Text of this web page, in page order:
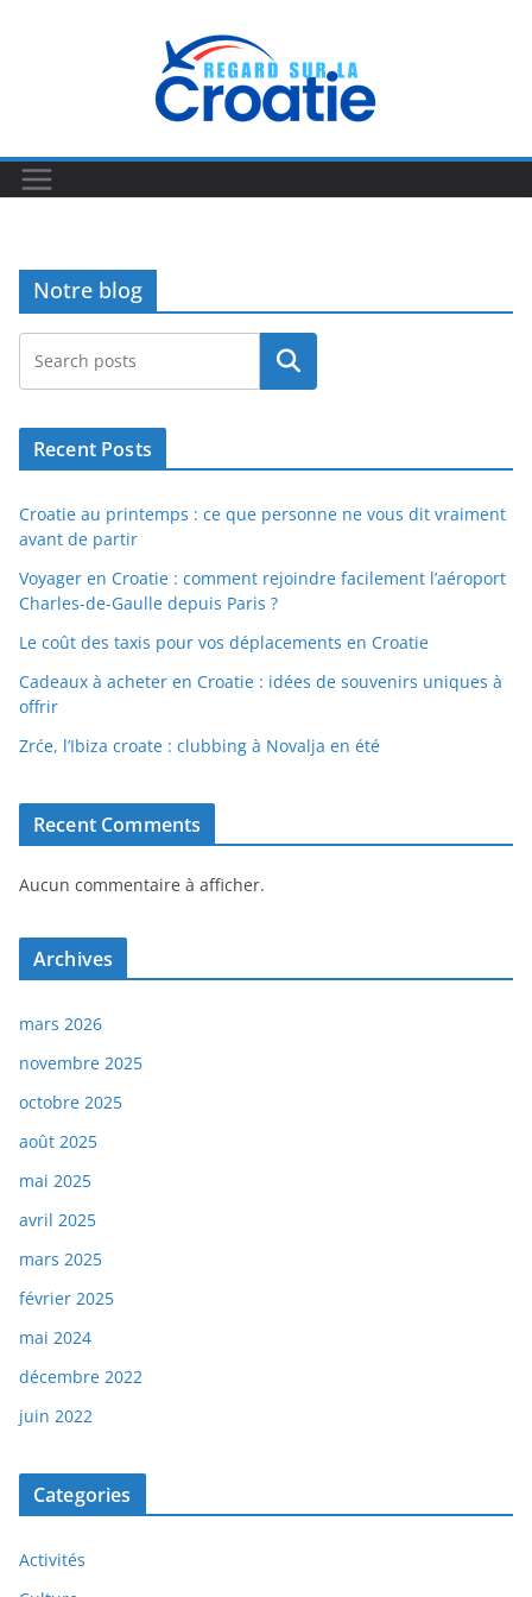
Notre blog
Rechercher
Recent Posts
Croatie au printemps : ce que personne ne vous dit vraiment
avant de partir
Voyager en Croatie : comment rejoindre facilement l’aéroport
Charles-de-Gaulle depuis Paris ?
Le coût des taxis pour vos déplacements en Croatie
Cadeaux à acheter en Croatie : idées de souvenirs uniques à
offrir
Zrće, l’Ibiza croate : clubbing à Novalja en été
Recent Comments
Aucun commentaire à afficher.
Archives
mars 2026
novembre 2025
octobre 2025
août 2025
mai 2025
avril 2025
mars 2025
février 2025
mai 2024
décembre 2022
juin 2022
Categories
Activités